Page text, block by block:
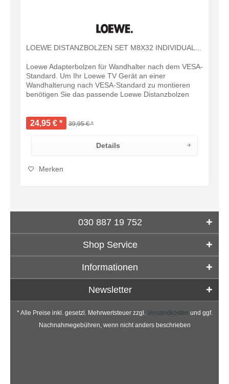
LOEWE DISTANZBOLZEN SET M8X32 INDIVIDUAL...
Loewe Adapterbolzen für Wandhalter nach dem VESA-
Standard. Um Ihr Loewe TV Gerät an einer
Wandhalterung nach VESA-Standard zu montieren
benötigen Sie das passende Loewe Distanzbolzen
24,95 € * 39,95 € *
Details
Merken
030 887 19 752
Shop Service
Informationen
Newsletter
* Alle Preise inkl. gesetzl. Mehrwertsteuer zzgl. Versandkosten und ggf.
Nachnahmegebühren, wenn nicht anders beschrieben